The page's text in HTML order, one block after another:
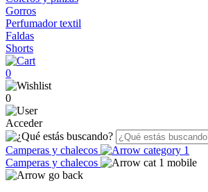
Gorros
Perfumador textil
Faldas
Shorts
0
0
Acceder
Camperas y chalecos
Camperas y chalecos